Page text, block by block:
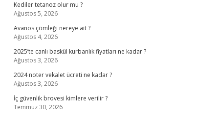
Kediler tetanoz olur mu ?
Ağustos 5, 2026
Avanos çömleği nereye ait ?
Ağustos 4, 2026
2025’te canlı baskül kurbanlık fiyatları ne kadar ?
Ağustos 3, 2026
2024 noter vekalet ücreti ne kadar ?
Ağustos 3, 2026
İç güvenlik brovesi kimlere verilir ?
Temmuz 30, 2026